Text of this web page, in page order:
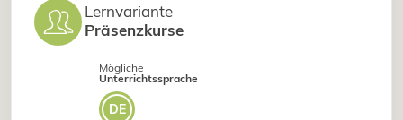
Lernvariante
Präsenzkurse
Mögliche
Unterrichtssprache
DE